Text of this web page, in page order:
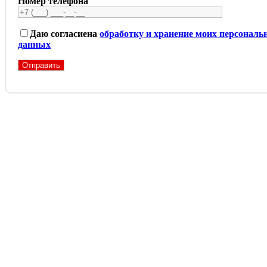
Даю согласиена обработку и хранение моих
данных